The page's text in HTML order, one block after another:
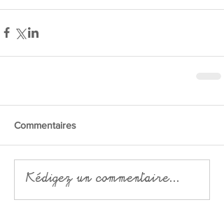
Commentaires
Rédigez un commentaire...